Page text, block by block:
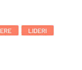
LIDERI